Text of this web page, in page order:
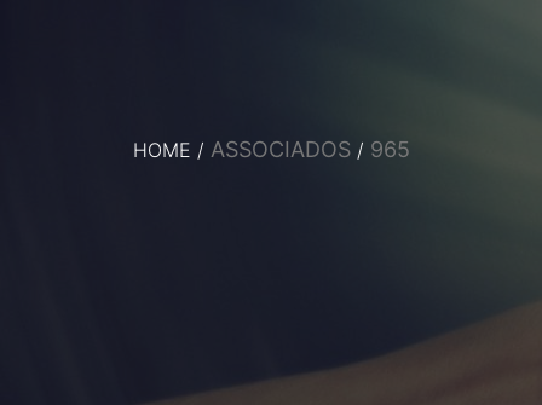
HOME / ASSOCIADOS / 965